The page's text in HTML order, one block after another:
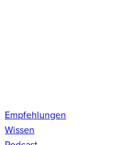
Empfehlungen
Wissen